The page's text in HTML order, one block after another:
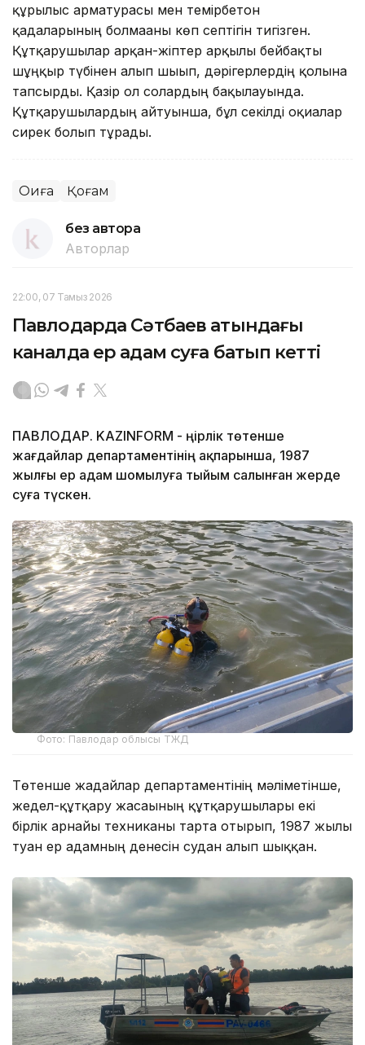
құрылыс арматурасы мен темірбетон
қадаларының болмағаны көп септігін тигізген.
Құтқарушылар арқан-жіптер арқылы бейбақты
шұңқыр түбінен алып шығып, дәрігерлердің қолына
тапсырды. Қазір ол солардың бақылауында.
Құтқарушылардың айтуынша, бұл секілді оқиғалар
сирек болып тұрады.
Оқиға Қоғам
без автора
Авторлар
22:00, 07 Тамыз 2026
Павлодарда Сәтбаев атындағы
каналда ер адам суға батып кетті
ПАВЛОДАР. KAZINFORM - Өңірлік төтенше
жағдайлар департаментінің ақпарынша, 1987
жылғы ер адам шомылуға тыйым салынған жерде
суға түскен.
Фото: Павлодар облысы ТЖД
Төтенше жағдайлар департаментінің мәліметінше,
жедел-құтқару жасағының құтқарушылары екі
бірлік арнайы техниканы тарта отырып, 1987 жылы
туған ер адамның денесін судан алып шыққан.